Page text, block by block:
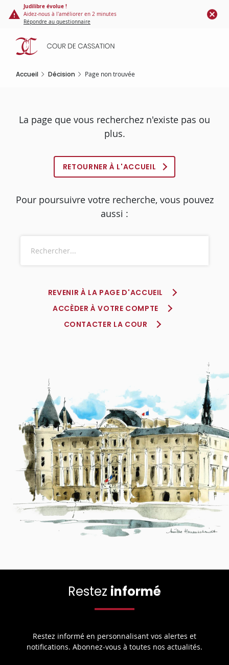
Panneau de gestion des cookies
contenu
principal
Judilibre évolue !
Aidez-nous à l'améliorer en 2 minutes
Répondre au questionnaire
Accueil Décision Page non trouvée
La page que vous recherchez n'existe pas ou
plus.
RETOURNER À L'ACCUEIL
Pour poursuivre votre recherche, vous pouvez
aussi :
REVENIR À LA PAGE D'ACCUEIL
ACCÈDER À VOTRE COMPTE
CONTACTER LA COUR
Restez informé
Restez informé en personnalisant vos alertes et
notifications. Abonnez-vous à toutes nos actualités.